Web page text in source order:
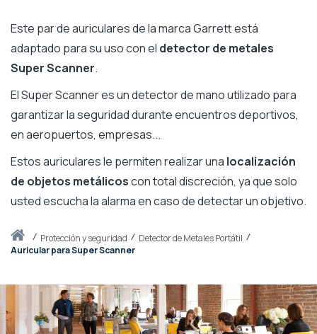
Inicioprotección y seguridad
Detector de Metales Portátil
Auricular para Super Scanner
Este par de auriculares de la marca Garrett está
adaptado para su uso con el detector de metales
Super Scanner.
El Super Scanner es un detector de mano utilizado para
garantizar la seguridad durante encuentros deportivos,
en aeropuertos, empresas...
Estos auriculares le permiten realizar una localización
de objetos metálicoscon total discreción, ya que solo
usted escucha la alarma en caso de detectar un objetivo.